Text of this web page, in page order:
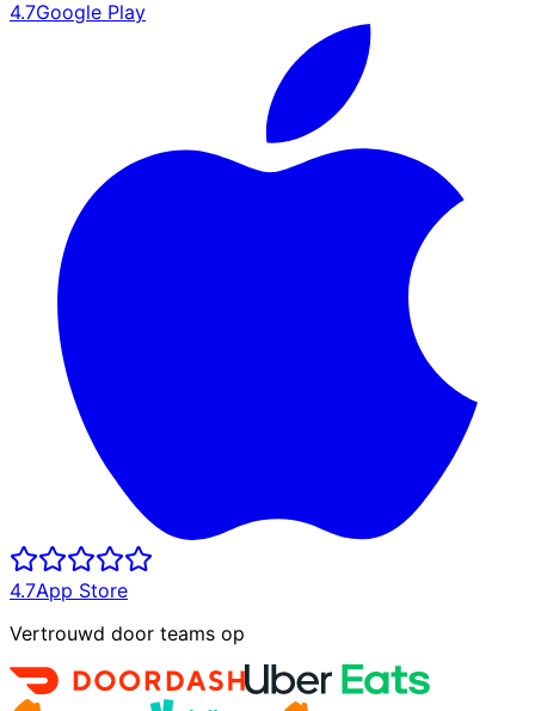
4.7Google Play
4.7App Store
Vertrouwd door teams op